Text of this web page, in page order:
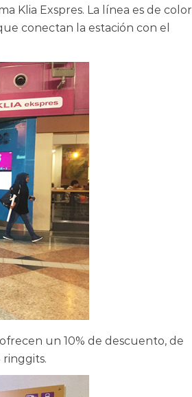
Klia Exspres. La línea es de color
conectan la estación con el
un 10% de descuento, de